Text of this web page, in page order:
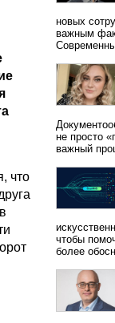
что
новых
важным
не просто
важный
чтобы
более